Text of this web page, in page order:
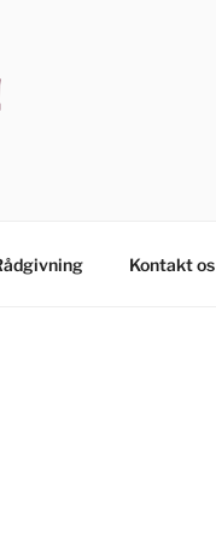
Kontakt os